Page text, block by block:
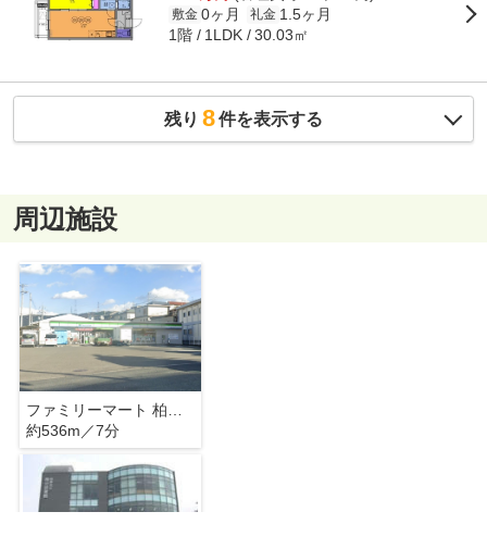
敷金 0ヶ月 礼金 1.5ヶ月
1階 1LDK 30.03㎡
残り 8件を表示する
周辺施設
約536m／7分